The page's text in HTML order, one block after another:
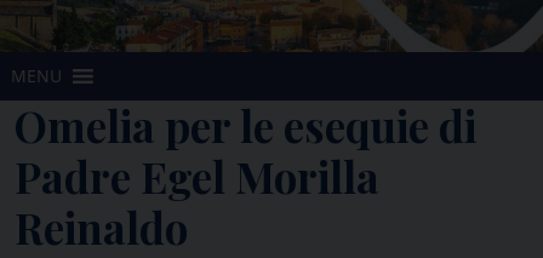
MENU
Omelia per le esequie di
Padre Egel Morilla
Reinaldo